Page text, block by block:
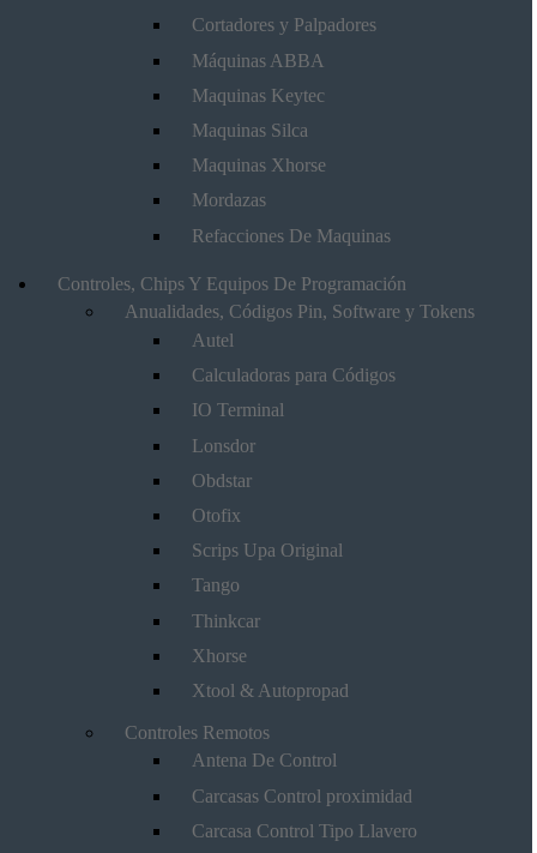
Cortadores y Palpadores
Máquinas ABBA
Maquinas Keytec
Maquinas Silca
Maquinas Xhorse
Mordazas
Refacciones De Maquinas
Controles, Chips Y Equipos De Programación
Anualidades, Códigos Pin, Software y Tokens
Autel
Calculadoras para Códigos
IO Terminal
Lonsdor
Obdstar
Otofix
Scrips Upa Original
Tango
Thinkcar
Xhorse
Xtool & Autopropad
Controles Remotos
Antena De Control
Carcasas Control proximidad
Carcasa Control Tipo Llavero